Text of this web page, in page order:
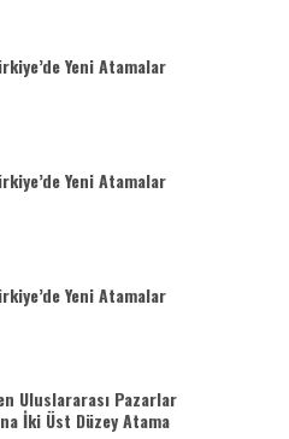
Yeni Atamalar
Yeni Atamalar
Yeni Atamalar
Uluslararası Pazarlar
İki Üst Düzey Atama